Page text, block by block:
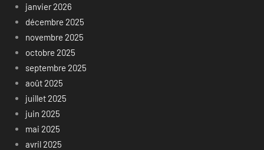
janvier 2026
décembre 2025
novembre 2025
octobre 2025
septembre 2025
août 2025
juillet 2025
juin 2025
mai 2025
avril 2025